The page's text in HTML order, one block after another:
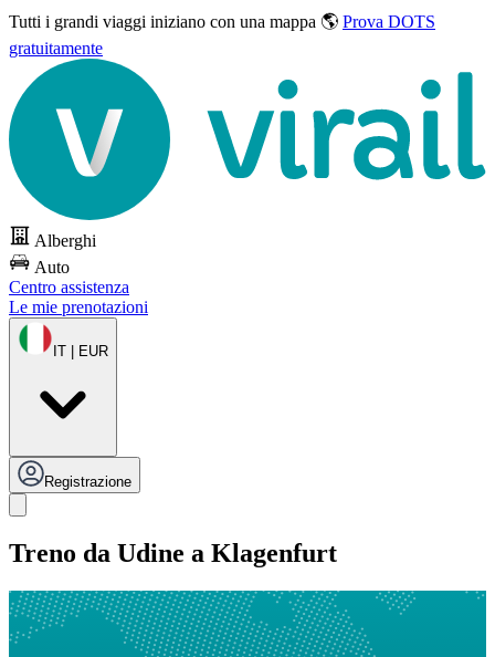
Tutti i grandi viaggi iniziano con una mappa 🌎 Prova DOTS
gratuitamente
Alberghi
Auto
Centro assistenza
Le mie prenotazioni
IT | EUR
Registrazione
Treno da Udine a Klagenfurt